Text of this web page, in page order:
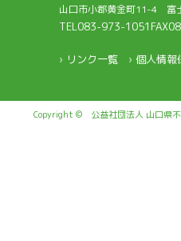
山口市小郡黄金町11-4 富
TEL083-973-1051
› リンク一覧 › 個人情報
Copyright © 公益社団法人 山口県不